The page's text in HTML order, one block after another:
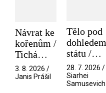
Návrat ke
kořenům /
Tichá
přítelkyně
3. 8. 2026 /
Janis Prášil
Tělo pod
dohledem
státu /
Pramen
28. 7. 2026 /
Siarhei
Samusevich